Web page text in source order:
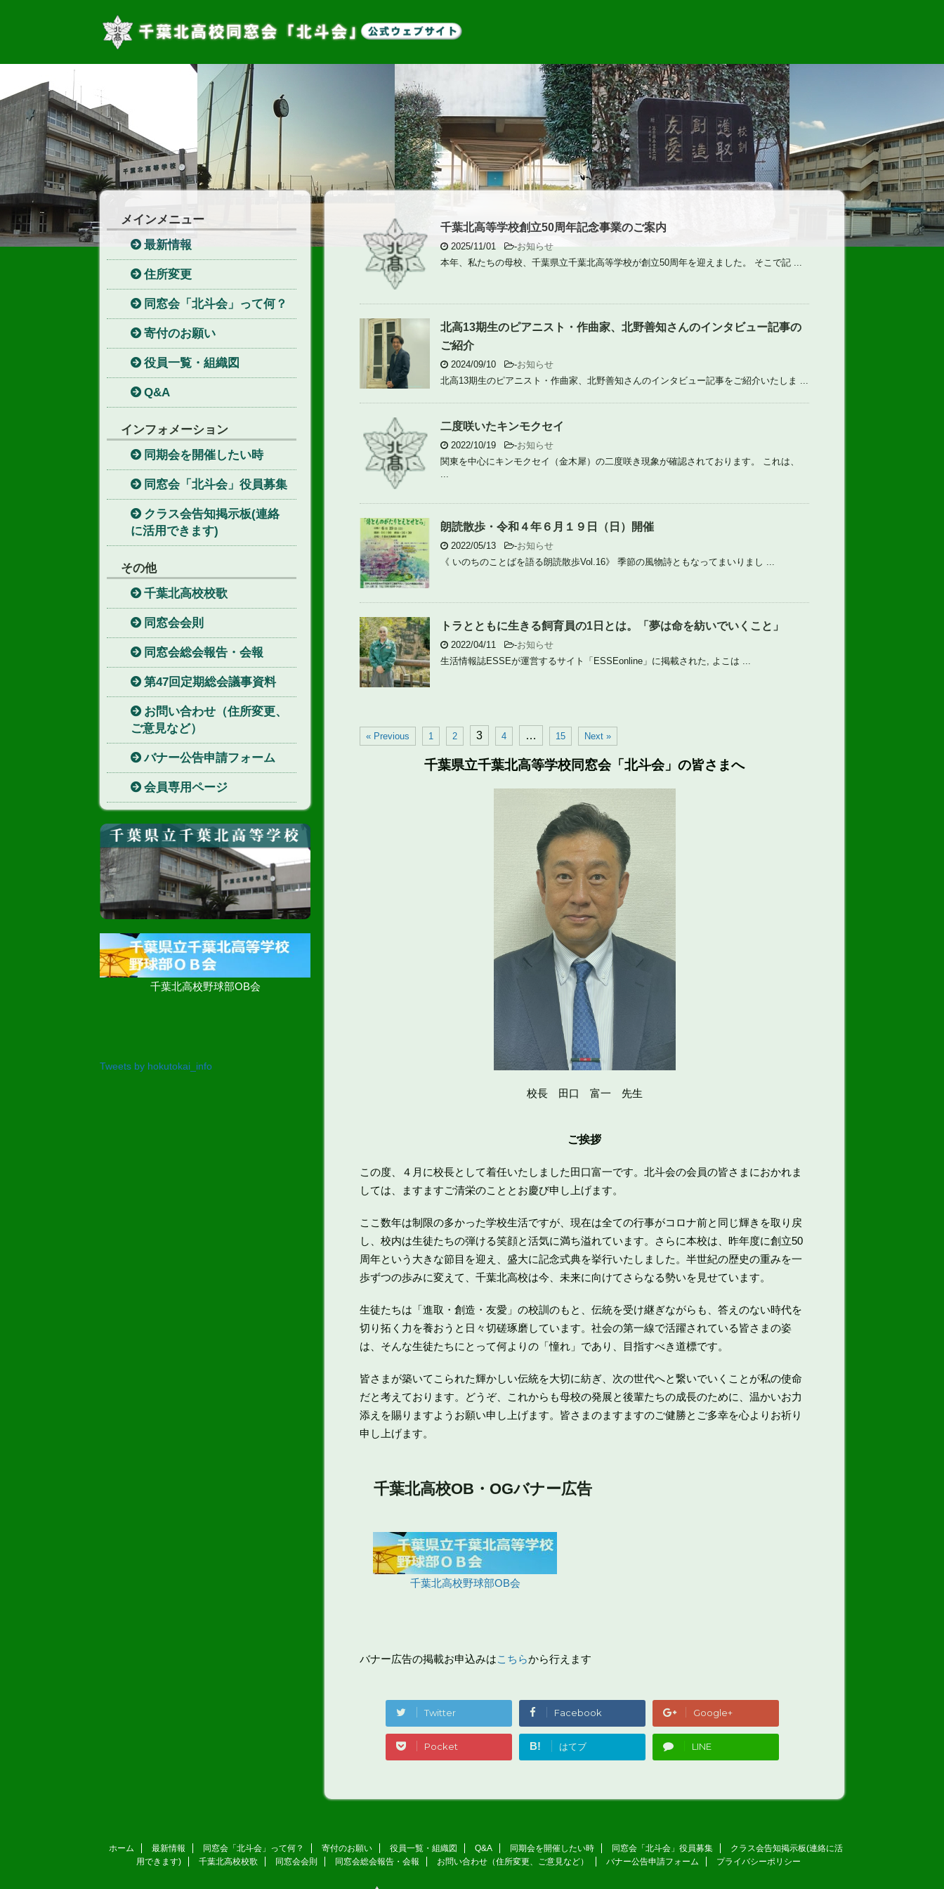
千葉北高等学校創立50周年記念事業のご案内
2025/11/01 -お知らせ
本年、私たちの母校、千葉県立千葉北高等学校が創立50周年を迎えました。 そこで記 ...
北高13期生のピアニスト・作曲家、北野善知さんのインタビュー記事の
ご紹介
2024/09/10 -お知らせ
北高13期生のピアニスト・作曲家、北野善知さんのインタビュー記事をご紹介いたしま ...
二度咲いたキンモクセイ
2022/10/19 -お知らせ
関東を中心にキンモクセイ（金木犀）の二度咲き現象が確認されております。 これは、
...
朗読散歩・令和４年６月１９日（日）開催
2022/05/13 -お知らせ
《 いのちのことばを語る朗読散歩Vol.16》 季節の風物詩ともなってまいりまし ...
トラとともに生きる飼育員の1日とは。「夢は命を紡いでいくこと」
2022/04/11 -お知らせ
生活情報誌ESSEが運営するサイト「ESSEonline」に掲載された, よこは ...
« Previous 1 2 3 4 … 15 Next »
千葉県立千葉北高等学校同窓会「北斗会」の皆さまへ
校長 田口 富一 先生
ご挨拶
この度、４月に校長として着任いたしました田口富一です。北斗会の会員の皆さまにおかれま
しては、ますますご清栄のこととお慶び申し上げます。
ここ数年は制限の多かった学校生活ですが、現在は全ての行事がコロナ前と同じ輝きを取り戻
し、校内は生徒たちの弾ける笑顔と活気に満ち溢れています。さらに本校は、昨年度に創立50
周年という大きな節目を迎え、盛大に記念式典を挙行いたしました。半世紀の歴史の重みを一
歩ずつの歩みに変えて、千葉北高校は今、未来に向けてさらなる勢いを見せています。
生徒たちは「進取・創造・友愛」の校訓のもと、伝統を受け継ぎながらも、答えのない時代を
切り拓く力を養おうと日々切磋琢磨しています。社会の第一線で活躍されている皆さまの姿
は、そんな生徒たちにとって何よりの「憧れ」であり、目指すべき道標です。
皆さまが築いてこられた輝かしい伝統を大切に紡ぎ、次の世代へと繋いでいくことが私の使命
だと考えております。どうぞ、これからも母校の発展と後輩たちの成長のために、温かいお力
添えを賜りますようお願い申し上げます。皆さまのますますのご健勝とご多幸を心よりお祈り
申し上げます。
千葉北高校OB・OGバナー広告
千葉北高校野球部OB会
バナー広告の掲載お申込みはこちらから行えます
Twitter Facebook Google+
Pocket B! はてブ LINE
メインメニュー
最新情報
住所変更
同窓会「北斗会」って何？
寄付のお願い
役員一覧・組織図
Q&A
インフォメーション
同期会を開催したい時
同窓会「北斗会」役員募集
クラス会告知掲示板(連絡
に活用できます)
その他
千葉北高校校歌
同窓会会則
同窓会総会報告・会報
第47回定期総会議事資料
お問い合わせ（住所変更、
ご意見など）
バナー公告申請フォーム
会員専用ページ
千葉北高校野球部OB会
Tweets by hokutokai_info
ホーム 最新情報 同窓会「北斗会」って何？ 寄付のお願い 役員一覧・組織図 Q&A 同期会を開催したい時 同窓会「北斗会」役員募集
クラス会告知掲示板(連絡に活
用できます)
千葉北高校校歌 同窓会会則 同窓会総会報告・会報 お問い合わせ（住所変更、ご意見など） バナー公告申請フォーム プライバシーポリシー